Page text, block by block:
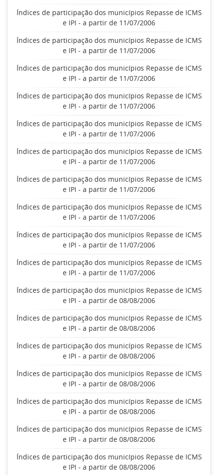
Índices de participação dos municípios Repasse de ICMS
e IPI - a partir de 11/07/2006
Índices de participação dos municípios Repasse de ICMS
e IPI - a partir de 11/07/2006
Índices de participação dos municípios Repasse de ICMS
e IPI - a partir de 11/07/2006
Índices de participação dos municípios Repasse de ICMS
e IPI - a partir de 11/07/2006
Índices de participação dos municípios Repasse de ICMS
e IPI - a partir de 11/07/2006
Índices de participação dos municípios Repasse de ICMS
e IPI - a partir de 11/07/2006
Índices de participação dos municípios Repasse de ICMS
e IPI - a partir de 11/07/2006
Índices de participação dos municípios Repasse de ICMS
e IPI - a partir de 11/07/2006
Índices de participação dos municípios Repasse de ICMS
e IPI - a partir de 11/07/2006
Índices de participação dos municípios Repasse de ICMS
e IPI - a partir de 11/07/2006
Índices de participação dos municípios Repasse de ICMS
e IPI - a partir de 08/08/2006
Índices de participação dos municípios Repasse de ICMS
e IPI - a partir de 08/08/2006
Índices de participação dos municípios Repasse de ICMS
e IPI - a partir de 08/08/2006
Índices de participação dos municípios Repasse de ICMS
e IPI - a partir de 08/08/2006
Índices de participação dos municípios Repasse de ICMS
e IPI - a partir de 08/08/2006
Índices de participação dos municípios Repasse de ICMS
e IPI - a partir de 08/08/2006
Índices de participação dos municípios Repasse de ICMS
e IPI - a partir de 08/08/2006